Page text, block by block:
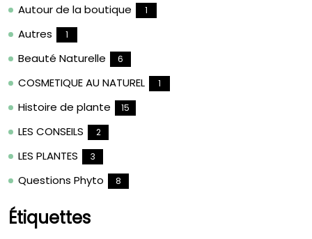
Autour de la boutique 1
Autres 1
Beauté Naturelle 6
COSMETIQUE AU NATUREL 1
Histoire de plante 15
LES CONSEILS 2
LES PLANTES 3
Questions Phyto 8
Étiquettes